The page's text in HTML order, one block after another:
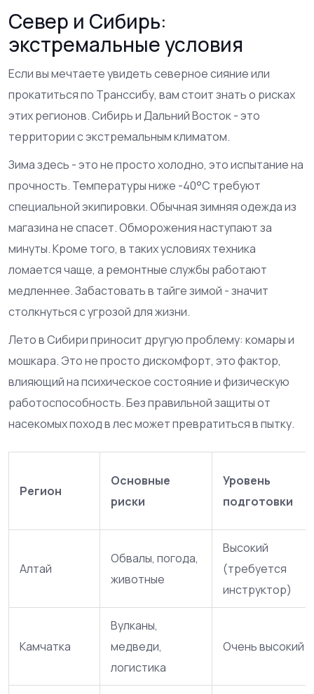
Север и Сибирь:
экстремальные условия
Если вы мечтаете увидеть северное сияние или
прокатиться по Транссибу, вам стоит знать о рисках
этих регионов. Сибирь и Дальний Восток - это
территории с экстремальным климатом.
Зима здесь - это не просто холодно, это испытание на
прочность. Температуры ниже -40°C требуют
специальной экипировки. Обычная зимняя одежда из
магазина не спасет. Обморожения наступают за
минуты. Кроме того, в таких условиях техника
ломается чаще, а ремонтные службы работают
медленнее. Забастовать в тайге зимой - значит
столкнуться с угрозой для жизни.
Лето в Сибири приносит другую проблему: комары и
мошкара. Это не просто дискомфорт, это фактор,
влияющий на психическое состояние и физическую
работоспособность. Без правильной защиты от
насекомых поход в лес может превратиться в пытку.
Регион
Основные
риски
Уровень
подготовки
Алтай
Обвалы, погода,
животные
Высокий
(требуется
инструктор)
Камчатка
Вулканы,
медведи,
логистика
Очень высокий